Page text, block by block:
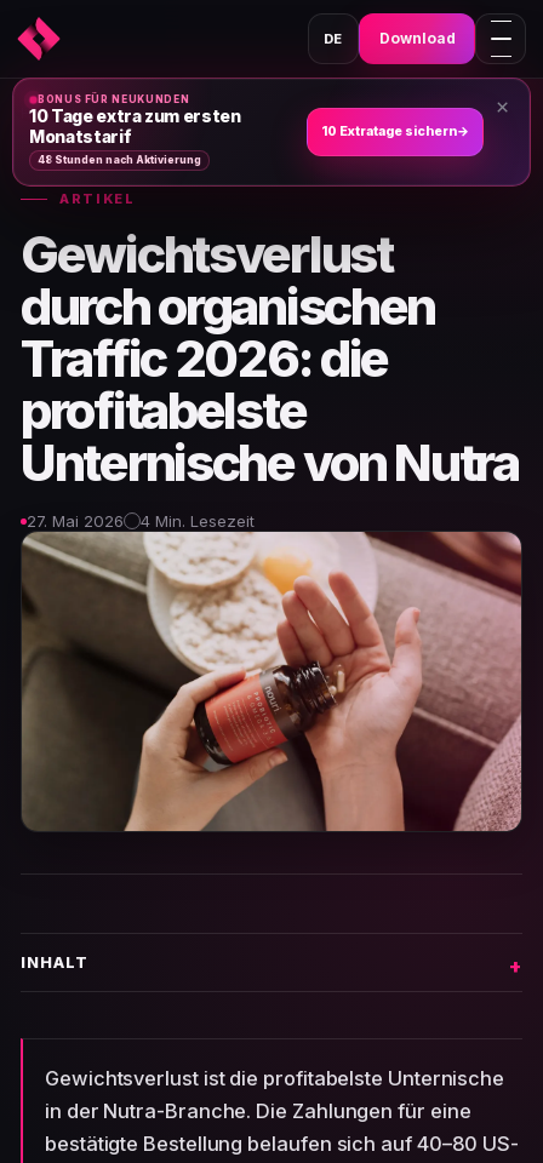
DE Download
Heim›Nachrichten und Artikel›
ARTIKEL
Gewichtsverlust
durch organischen
Traffic 2026: die
profitabelste
Unternische von Nutra
27. Mai 2026 4 Min. Lesezeit
INHALT
Gewichtsverlust ist die profitabelste Unternische
in der Nutra-Branche. Die Zahlungen für eine
bestätigte Bestellung belaufen sich auf 40–80 US-
BONUS FÜR NEUKUNDEN
10 Tage extra zum ersten
Monatstarif
48 Stunden nach Aktivierung
10 Extratage sichern→
×